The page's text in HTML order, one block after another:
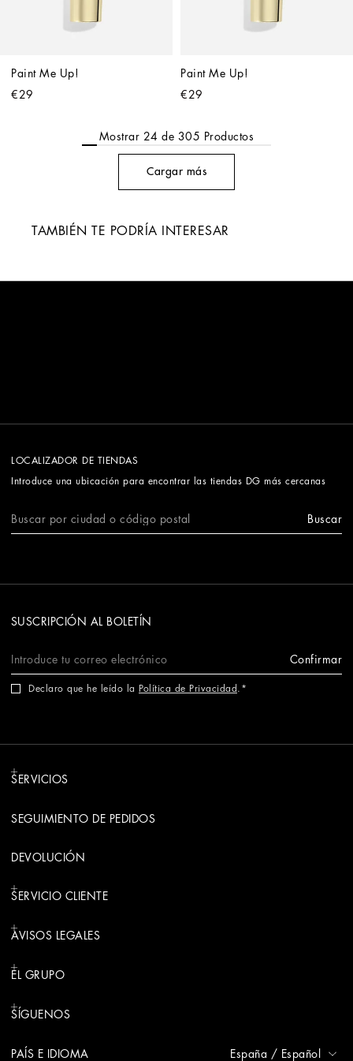
Paint Me Up!
€29
Paint Me Up!
€29
Mostrar 24 de 305 Productos
Cargar más
TAMBIÉN TE PODRÍA INTERESAR
LOCALIZADOR DE TIENDAS
Introduce una ubicación para encontrar las tiendas DG más cercanas
Buscar
SUSCRIPCIÓN AL BOLETÍN
Confirmar
Declaro que he leído la Política de Privacidad .
SERVICIOS
SEGUIMIENTO DE PEDIDOS
DEVOLUCIÓN
SERVICIO CLIENTE
AVISOS LEGALES
EL GRUPO
SÍGUENOS
PAÍS E IDIOMA España / Español